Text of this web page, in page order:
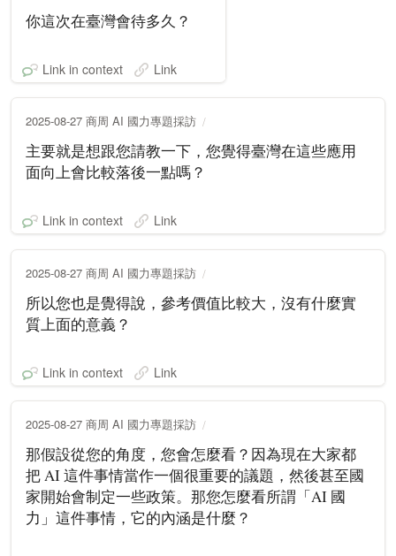
你這次在臺灣會待多久？
Link in context Link
2025-08-27 商周 AI 國力專題採訪
主要就是想跟您請教一下，您覺得臺灣在這些應用
面向上會比較落後一點嗎？
Link in context Link
2025-08-27 商周 AI 國力專題採訪
所以您也是覺得說，參考價值比較大，沒有什麼實
質上面的意義？
Link in context Link
2025-08-27 商周 AI 國力專題採訪
那假設從您的角度，您會怎麼看？因為現在大家都
把 AI 這件事情當作一個很重要的議題，然後甚至國
家開始會制定一些政策。那您怎麼看所謂「AI 國
力」這件事情，它的內涵是什麼？